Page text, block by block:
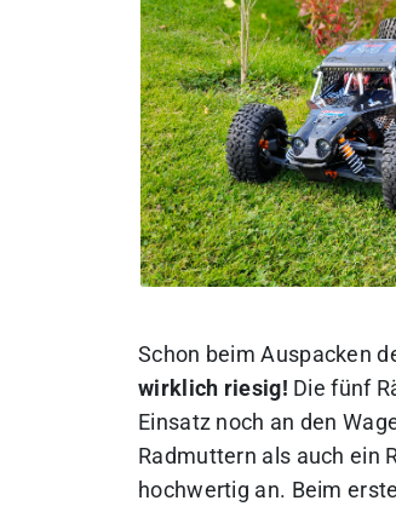
Schon beim Auspacken
wirklich riesig! Die fünf
Einsatz noch an den
Radmuttern als auch ein
hochwertig an. Beim